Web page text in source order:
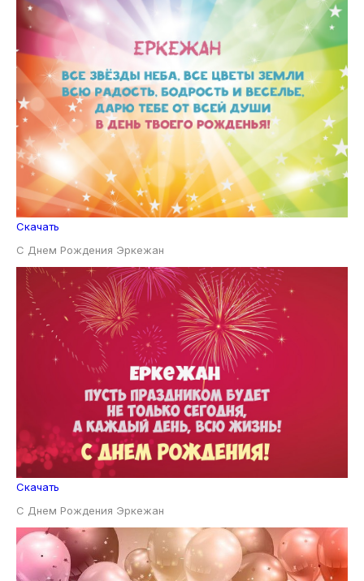
Скачать
С Днем Рождения Эркежан
Скачать
С Днем Рождения Эркежан